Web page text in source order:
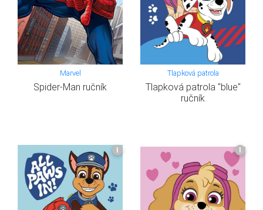
Marvel
Spider-Man ručník
Tlapková patrola
Tlapková patrola "blue"
ručník
I I